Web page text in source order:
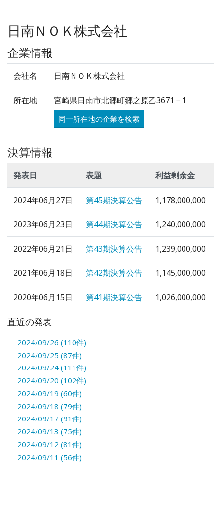
日南ＮＯＫ株式会社
企業情報
会社名 日南ＮＯＫ株式会社
所在地 宮崎県日南市北郷町郷之原乙3671－1
同一所在地の企業を検索
決算情報
発表日 表題 利益剰余金
2024年06月27日 第45期決算公告 1,178,000,000
2023年06月23日 第44期決算公告 1,240,000,000
2022年06月21日 第43期決算公告 1,239,000,000
2021年06月18日 第42期決算公告 1,145,000,000
2020年06月15日 第41期決算公告 1,026,000,000
直近の発表
2024/09/26 (110件)
2024/09/25 (87件)
2024/09/24 (111件)
2024/09/20 (102件)
2024/09/19 (60件)
2024/09/18 (79件)
2024/09/17 (91件)
2024/09/13 (75件)
2024/09/12 (81件)
2024/09/11 (56件)